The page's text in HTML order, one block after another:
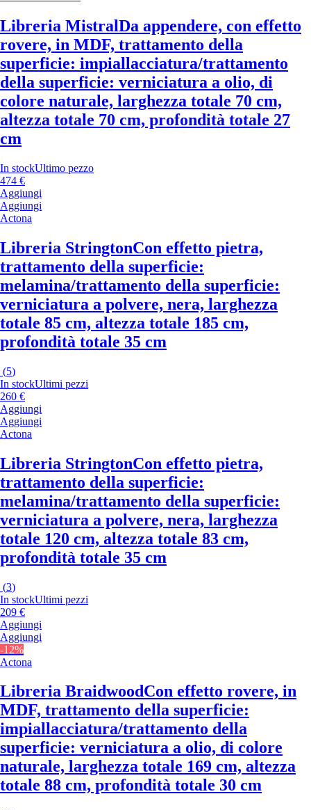
Libreria MistralDa appendere, con effetto
rovere, in MDF, trattamento della
superficie: impiallacciatura/trattamento
della superficie: verniciatura a olio, di
colore naturale, larghezza totale 70 cm,
altezza totale 70 cm, profondità totale 27
cm
In stockUltimo pezzo
474 €
Aggiungi
Aggiungi
Actona
Libreria StringtonCon effetto pietra,
trattamento della superficie:
melamina/trattamento della superficie:
verniciatura a polvere, nera, larghezza
totale 85 cm, altezza totale 185 cm,
profondità totale 35 cm
(5)
In stockUltimi pezzi
260 €
Aggiungi
Aggiungi
Actona
Libreria StringtonCon effetto pietra,
trattamento della superficie:
melamina/trattamento della superficie:
verniciatura a polvere, nera, larghezza
totale 120 cm, altezza totale 83 cm,
profondità totale 35 cm
(3)
In stockUltimi pezzi
209 €
Aggiungi
Aggiungi
-12%
Actona
Libreria BraidwoodCon effetto rovere, in
MDF, trattamento della superficie:
impiallacciatura/trattamento della
superficie: verniciatura a olio, di colore
naturale, larghezza totale 169 cm, altezza
totale 88 cm, profondità totale 30 cm